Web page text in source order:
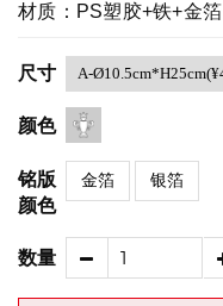
材质：PS塑胶+铁+金箔
尺寸
颜色
铭版
颜色
金箔 银箔
数量